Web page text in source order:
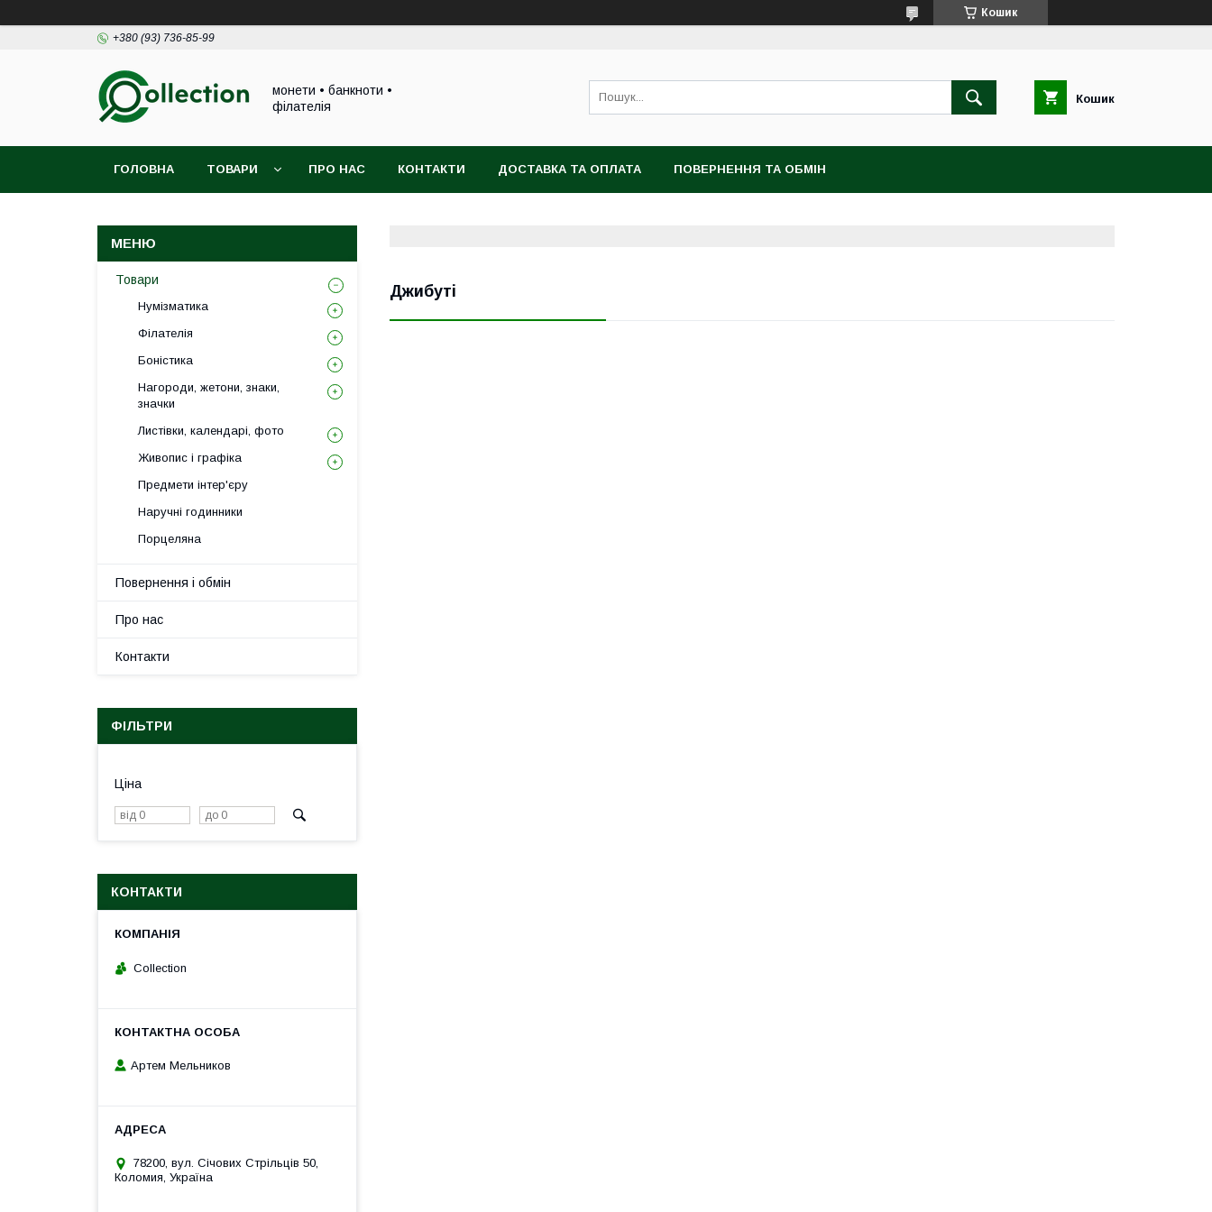
Кошик
+380 (93) 736-85-99
монети • банкноти •
філателія
Кошик
ГОЛОВНА ТОВАРИ ПРО НАС КОНТАКТИ ДОСТАВКА ТА ОПЛАТА ПОВЕРНЕННЯ ТА ОБМІН
Джибуті
Товари
Нумізматика
Філателія
Боністика
Нагороди, жетони, знаки,
значки
Листівки, календарі, фото
Живопис і графіка
Предмети інтер'єру
Наручні годинники
Порцеляна
Повернення і обмін
Про нас
Контакти
ФІЛЬТРИ
Ціна
КОНТАКТИ
Collection
Артем Мельников
78200, вул. Січових Стрільців 50,
Коломия, Україна